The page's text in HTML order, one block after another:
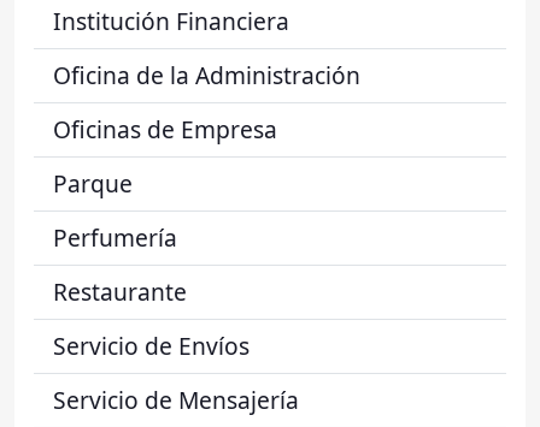
Institución Financiera
Oficina de la Administración
Oficinas de Empresa
Parque
Perfumería
Restaurante
Servicio de Envíos
Servicio de Mensajería